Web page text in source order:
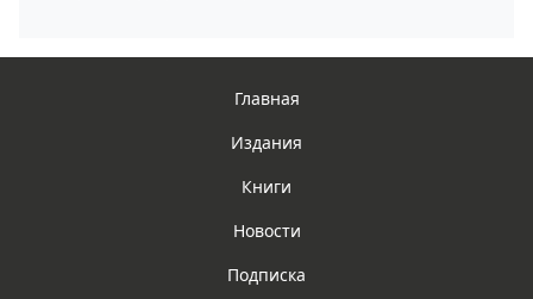
Главная
Издания
Книги
Новости
Подписка